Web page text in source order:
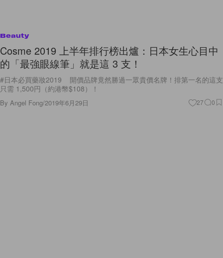
Beauty
Cosme 2019 上半年排行榜出爐：日本女生心目中
的「最強眼線筆」就是這 3 支！
#日本必買藥妝2019 開價品牌竟然勝過一眾貴價名牌！排第一名的這支
只需 1,500円（約港幣$108）！
By Angel Fong/2019年6月29日 27 0